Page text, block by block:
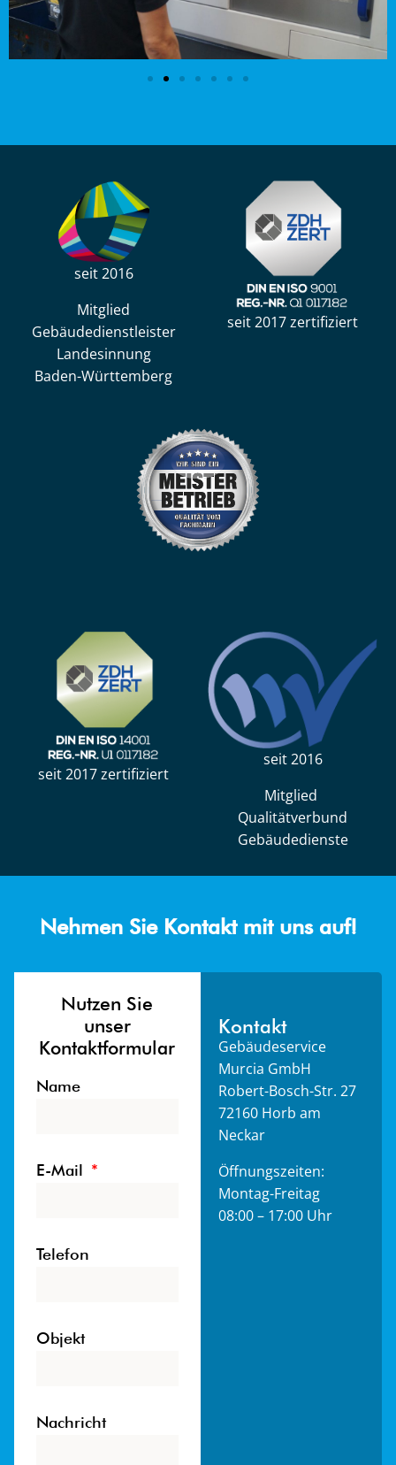
seit 2016
Mitglied
Gebäudedienstleister
Landesinnung
Baden-Württemberg
seit 2017 zertifiziert
seit 2017 zertifiziert
seit 2016
Mitglied
Qualitätverbund
Gebäudedienste
Nehmen Sie Kontakt mit uns auf!
Nutzen Sie
unser
Kontaktformular
Name
E-Mail
Telefon
Objekt
Nachricht
Kontakt
Gebäudeservice
Murcia GmbH
Robert-Bosch-Str. 27
72160 Horb am
Neckar
Öffnungszeiten:
Montag-Freitag
08:00 – 17:00 Uhr